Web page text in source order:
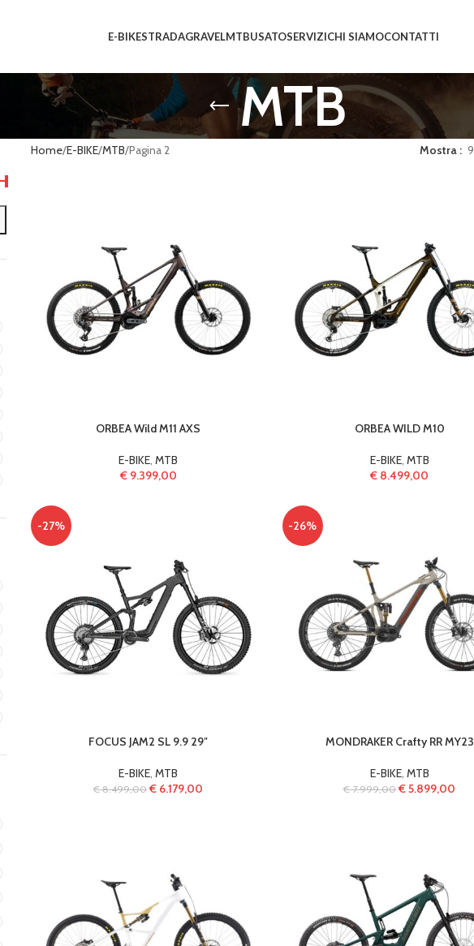
E-BIKESTRADAGRAVELMTBUSATOSERVIZICHI SIAMOCONTATTI
MTB
Home E-BIKE MTB Pagina 2 Mostra 9
ORBEA Wild M11 AXS
E-BIKE,MTB
€9.399,00
ORBEA WILD M10
E-BIKE, MTB
€ 8.499,00
-27%
FOCUS JAM2 SL 9.9 29″
E-BIKE,MTB
€8.499,00 € 6.179,00
-26%
MONDRAKER Crafty RR MY23
E-BIKE, MTB
€7.999,00 €5.899,00